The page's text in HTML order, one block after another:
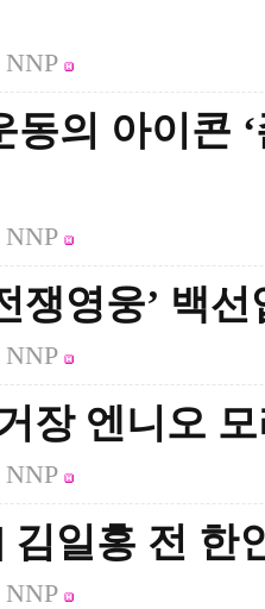
NNP
동의 아이콘
NNP
쟁영웅’ 백
NNP
장 엔니오
NNP
김일홍 전 한
NNP